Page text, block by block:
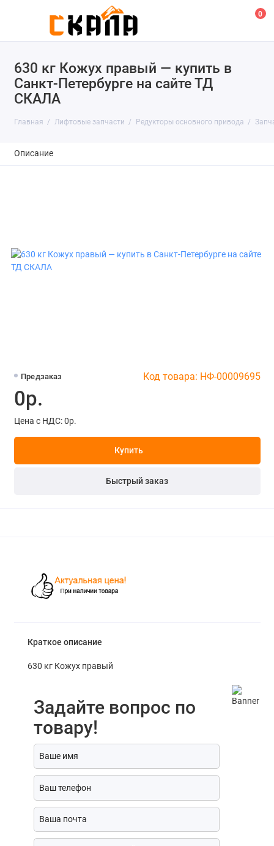
0
630 кг Кожух правый — купить в
Санкт-Петербурге на сайте ТД
СКАЛА
Главная Лифтовые запчасти Редукторы основного привода
Описание
Предзаказ Код товара: НФ-00009695
0р.
Цена с НДС: 0р.
Купить
Быстрый заказ
Краткое описание
630 кг Кожух правый
Задайте вопрос по
товару!